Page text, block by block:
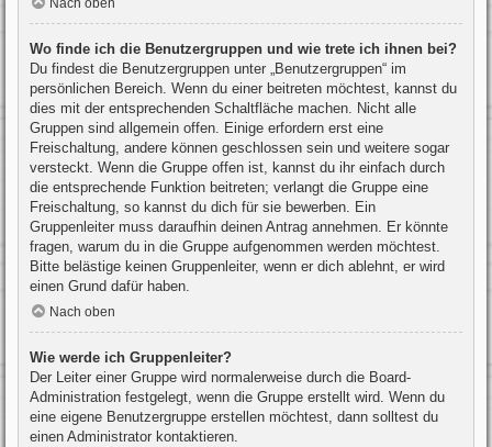
Wo finde ich die Benutzergruppen und wie trete ich ihnen bei?
Du findest die Benutzergruppen unter „Benutzergruppen“ im
persönlichen Bereich. Wenn du einer beitreten möchtest, kannst du
dies mit der entsprechenden Schaltfläche machen. Nicht alle
Gruppen sind allgemein offen. Einige erfordern erst eine
Freischaltung, andere können geschlossen sein und weitere sogar
versteckt. Wenn die Gruppe offen ist, kannst du ihr einfach durch
die entsprechende Funktion beitreten; verlangt die Gruppe eine
Freischaltung, so kannst du dich für sie bewerben. Ein
Gruppenleiter muss daraufhin deinen Antrag annehmen. Er könnte
fragen, warum du in die Gruppe aufgenommen werden möchtest.
Bitte belästige keinen Gruppenleiter, wenn er dich ablehnt, er wird
einen Grund dafür haben.
Nach oben
Wie werde ich Gruppenleiter?
Der Leiter einer Gruppe wird normalerweise durch die Board-
Administration festgelegt, wenn die Gruppe erstellt wird. Wenn du
eine eigene Benutzergruppe erstellen möchtest, dann solltest du
einen Administrator kontaktieren.